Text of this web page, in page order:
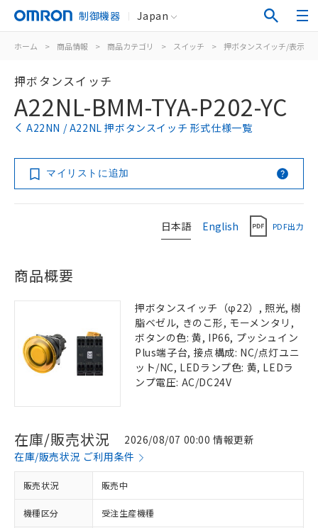
制御機器 Japan
ホーム > 商品情報 > 商品カテゴリ > スイッチ > 押ボタンスイッチ/表示灯
押ボタンスイッチ
A22NL-BMM-TYA-P202-YC
A22NN / A22NL 押ボタンスイッチ 形式仕様一覧
マイリストに追加
日本語 English PDF出力
商品概要
押ボタンスイッチ（φ22）, 照光, 樹
脂ベゼル, きのこ形, モーメンタリ,
ボタンの色: 黄, IP66, プッシュイン
Plus端子台, 接点構成: NC/点灯ユニ
ット/NC, LEDランプ色: 黄, LEDラ
ンプ電圧: AC/DC24V
在庫/販売状況
2026/08/07 00:00 情報更新
在庫/販売状況 ご利用条件
販売状況 販売中
機種区分 受注生産機種